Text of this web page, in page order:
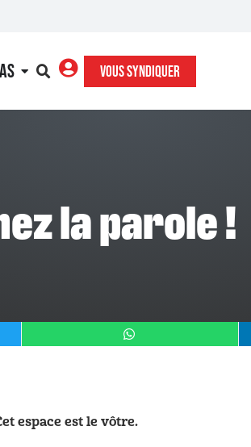
VOUS SYNDIQUER
la parole !
espace est le vôtre.